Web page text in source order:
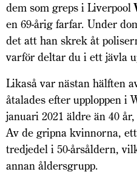
dem som greps i Liverpool
en 69-årig farfar. Under
det att han skrek åt
varför deltar du i ett jävla
Likaså var nästan hälften
åtalades efter upploppen i
januari 2021 äldre än 40
Av de gripna kvinnorna,
tredjedel i 50-årsåldern,
annan åldersgrupp.